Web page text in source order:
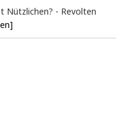
Nützlichen? - Revolten